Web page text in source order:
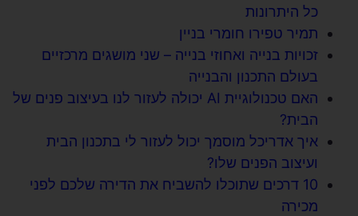
כל היתרונות
תמיר טפירו חומרי בניין
זכויות בנייה ואחוזי בנייה – שני מושגים מרכזיים
בעולם התכנון והבנייה
האם טכנולוגיית AI יכולה לעזור לנו בעיצוב פנים של
הבית?
איך אדריכל מוסמך יכול לעזור לי בתכנון הבית
ועיצוב הפנים שלו?
10 דרכים שתוכלו להשביח את הדירה שלכם לפני
מכירה